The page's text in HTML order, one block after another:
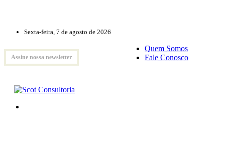
Sexta-feira, 7 de agosto de 2026
Assine nossa newsletter
Quem Somos
Fale Conosco